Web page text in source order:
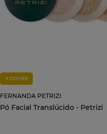
+cores
FERNANDA PETRIZI
Pó Facial Translúcido - Petrizi